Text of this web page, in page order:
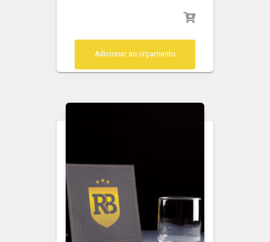
Adicionar ao orçamento